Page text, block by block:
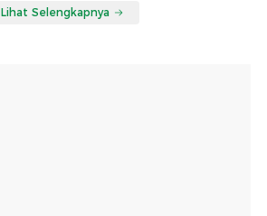
Lihat Selengkapnya